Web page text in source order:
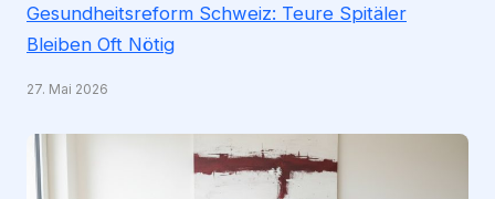
Gesundheitsreform Schweiz: Teure Spitäler
Bleiben Oft Nötig
27. Mai 2026